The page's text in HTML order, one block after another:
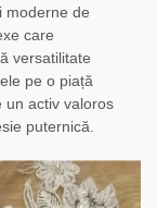
moderne de
care
versatilitate
pe o piață
un activ valoros
puternică.